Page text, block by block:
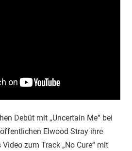
Debüt mit „Uncertain Me“ bei
Elwood Stray ihre
zum Track „No Cure“ mit